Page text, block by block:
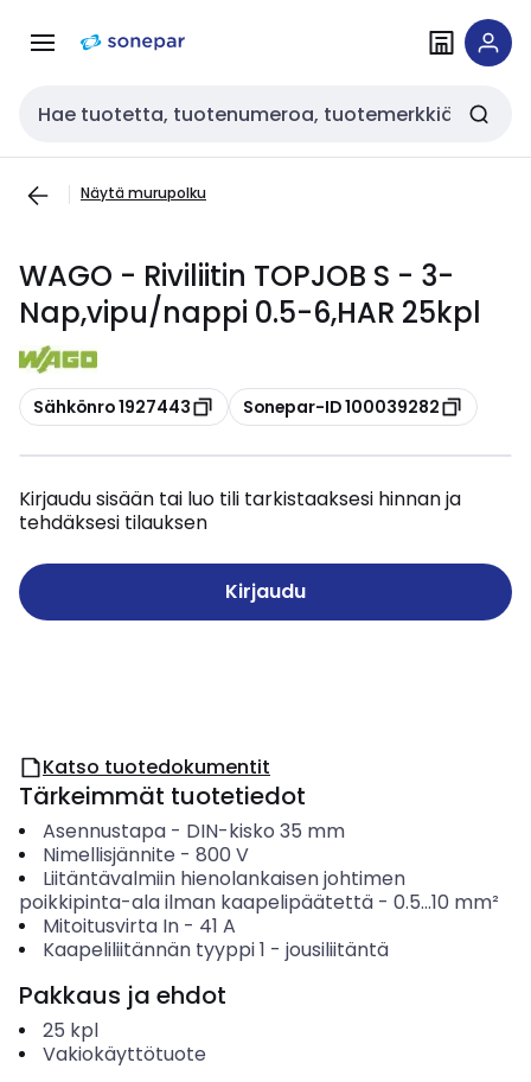
navigointiinsisältöön
Haku
Näytä murupolku
WAGO - Riviliitin TOPJOB S - 3-
Nap,vipu/nappi 0.5-6,HAR 25kpl
Kopioi
Sähkönro 1927443 Kopioi
Sonepar-ID 100039282
Kirjaudu sisään tai luo tili tarkistaaksesi hinnan ja
tehdäksesi tilauksen
Kirjaudu
Katso tuotedokumentit
Tärkeimmät tuotetiedot
Asennustapa- DIN-kisko 35 mm
Nimellisjännite - 800 V
Liitäntävalmiin hienolankaisen johtimen
poikkipinta-ala ilman kaapelipäätettä - 0.5...10 mm²
Mitoitusvirta In- 41 A
Kaapeliliitännän tyyppi 1 - jousiliitäntä
Pakkaus ja ehdot
25 kpl
Vakiokäyttötuote